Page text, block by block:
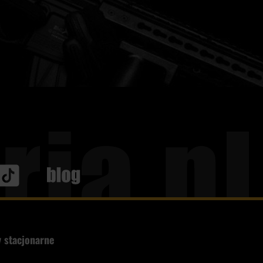
Blog
stacjonarne